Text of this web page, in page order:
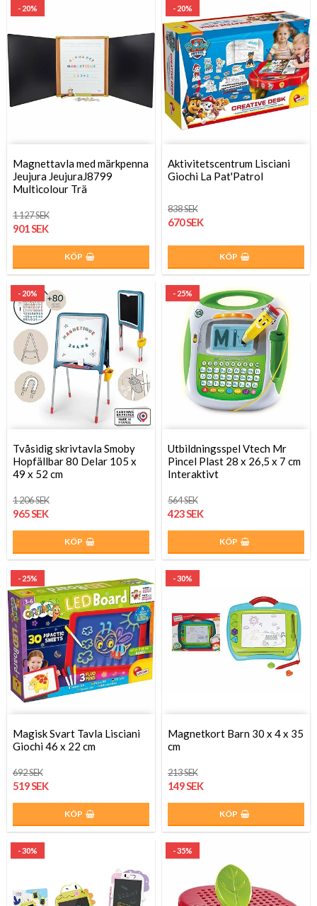
- 20%
Magnettavla med märkpenna
Jeujura JeujuraJ8799
Multicolour Trä
1 127 SEK
901 SEK
KÖP
- 20%
Aktivitetscentrum Lisciani
Giochi La Pat'Patrol
838 SEK
670 SEK
KÖP
- 20%
Tvåsidig skrivtavla Smoby
Hopfällbar 80 Delar 105 x
49 x 52 cm
1 206 SEK
965 SEK
KÖP
- 25%
Utbildningsspel Vtech Mr
Pincel Plast 28 x 26,5 x 7 cm
Interaktivt
564 SEK
423 SEK
KÖP
- 25%
Magisk Svart Tavla Lisciani
Giochi 46 x 22 cm
692 SEK
519 SEK
KÖP
- 30%
Magnetkort Barn 30 x 4 x 35
cm
213 SEK
149 SEK
KÖP
- 30% - 35%